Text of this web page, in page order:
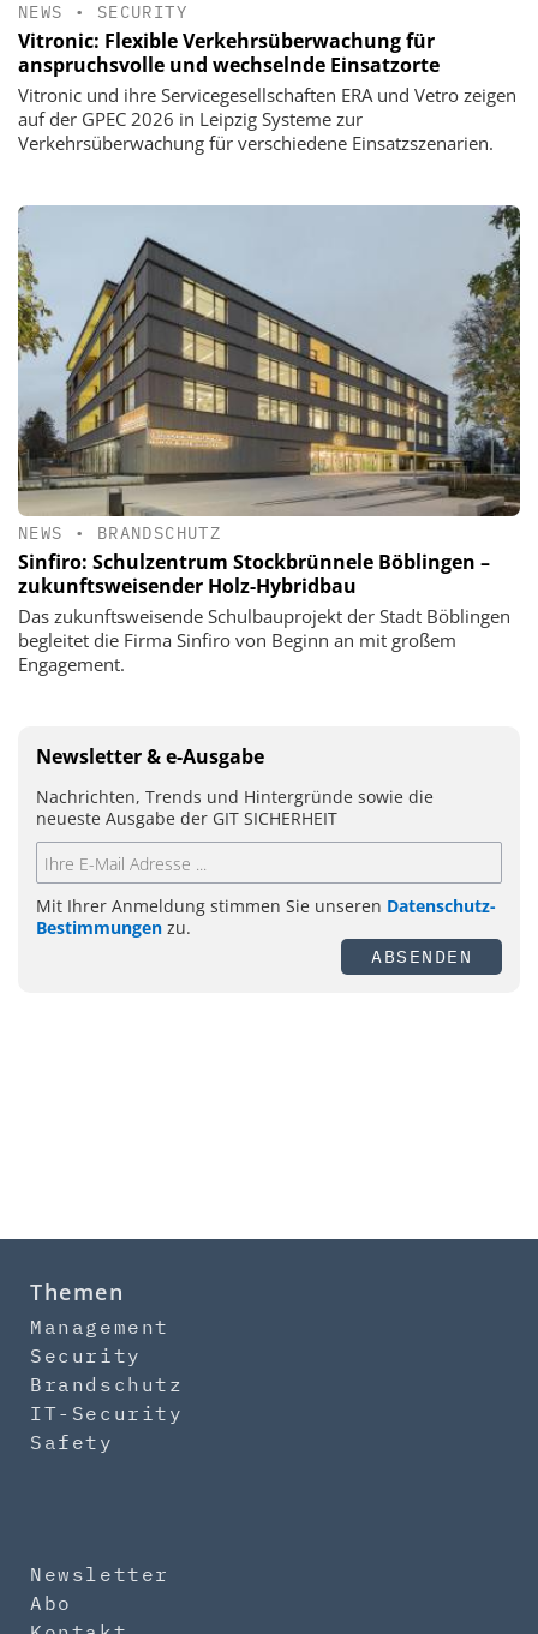
NEWS • SECURITY
Vitronic: Flexible Verkehrsüberwachung für
anspruchsvolle und wechselnde Einsatzorte
Vitronic und ihre Servicegesellschaften ERA und Vetro zeigen
auf der GPEC 2026 in Leipzig Systeme zur
Verkehrsüberwachung für verschiedene Einsatzszenarien.
NEWS • BRANDSCHUTZ
Sinfiro: Schulzentrum Stockbrünnele Böblingen –
zukunftsweisender Holz-Hybridbau
Das zukunftsweisende Schulbauprojekt der Stadt Böblingen
begleitet die Firma Sinfiro von Beginn an mit großem
Engagement.
Newsletter & e-Ausgabe
Nachrichten, Trends und Hintergründe sowie die
neueste Ausgabe der GIT SICHERHEIT
Mit Ihrer Anmeldung stimmen Sie unseren Datenschutz-
Bestimmungen zu.
ABSENDEN
Themen
Management
Security
Brandschutz
IT-Security
Safety
Newsletter
Abo